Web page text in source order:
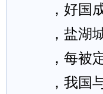
，好国成
，盐湖城
，每被定
，我国与